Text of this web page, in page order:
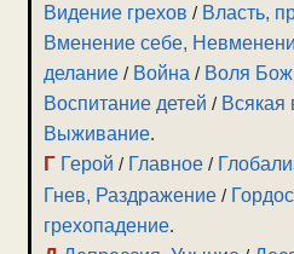
Видение грехов / Власть,
Вменение себе,
делание / Война / Воля
Воспитание детей / Всякая
Выживание.
Г Герой / Главное /
Гнев, Раздражение /
грехопадение.